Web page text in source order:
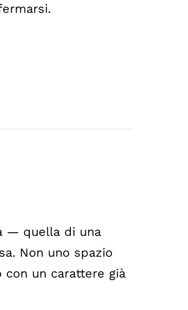
— quella di una
Non uno spazio
un carattere già